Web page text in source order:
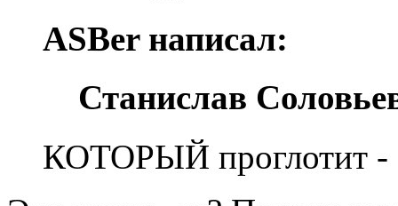
ASBer написал:
Станислав
КОТОРЫЙ проглотит -